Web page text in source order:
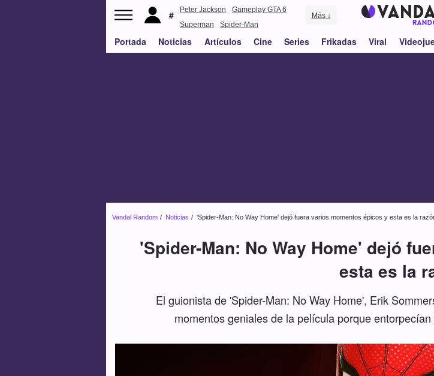
Peter Jackson
Gameplay GTA 6
Superman
Spider-Man
Más ↓
Portada Noticias Artículos Cine Series Frikadas Viral
Vandal Random Noticias 'Spider-Man: No Way Home' dejó fuera varios momentos épicos y esta es la
'Spider-Man: No Way Home' dejó
esta es la
El guionista de 'Spider-Man: No Way Home', Erik
momentos geniales de la película porque